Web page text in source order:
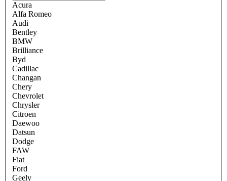
Acura
Alfa Romeo
Audi
Bentley
BMW
Brilliance
Byd
Cadillac
Changan
Chery
Chevrolet
Chrysler
Citroen
Daewoo
Datsun
Dodge
FAW
Fiat
Ford
Geely